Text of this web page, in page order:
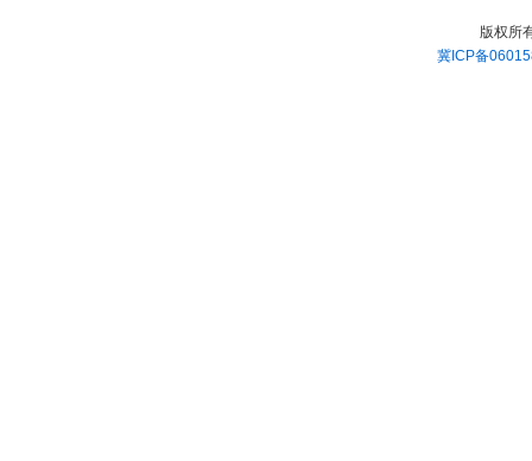
版权所
冀ICP备